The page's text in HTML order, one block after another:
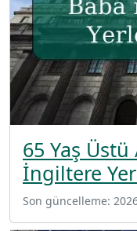
65 Yaş
İngiltere
Son güncelleme: